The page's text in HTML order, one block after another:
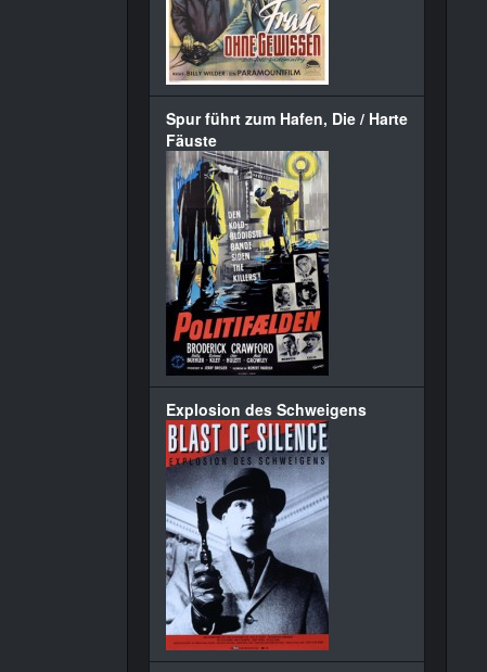
Spur führt zum Hafen, Die / Harte
Fäuste
Explosion des Schweigens